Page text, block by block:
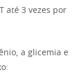
até 3 vezes por
a glicemia e